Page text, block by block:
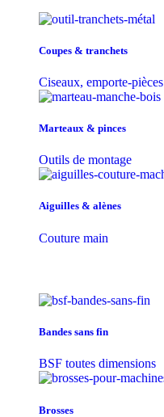
Coupes & tranchets
Ciseaux, emporte-pièces
Marteaux & pinces
Outils de montage
Aiguilles & alènes
Couture main
Bandes sans fin
BSF toutes dimensions
Brosses